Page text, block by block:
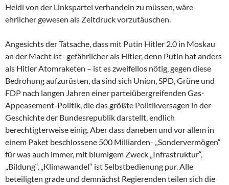
Heidi von der Linkspartei verhandeln zu müssen, wäre
ehrlicher gewesen als Zeitdruck vorzutäuschen.
Angesichts der Tatsache, dass mit Putin Hitler 2.0 in Moskau
an der Macht ist- gefährlicher als Hitler, denn Putin hat anders
als Hitler Atomraketen – ist es zweifellos nötig, gegen diese
Bedrohung aufzurüsten, da sind sich Union, SPD, Grüne und
FDP nach langen Jahren einer parteiübergreifenden Gas-
Appeasement-Politik, die das größte Politikversagen in der
Geschichte der Bundesrepublik darstellt, endlich
berechtigterweise einig. Aber dass daneben und vor allem in
einem Paket beschlossene 500 Milliarden- „Sondervermögen“
für was auch immer, mit blumigem Zweck „Infrastruktur“,
„Bildung“, „Klimawandel“ ist Selbstbedienung pur. Alle
beteiligten grade und demnächst Regierenden teilen sich die